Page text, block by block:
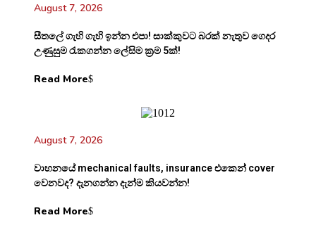
August 7, 2026
සීතලේ ගැහි ගැහි ඉන්න එපා! සාක්කුවට බරක් නැතුව ගෙදර
උණුසුම රැකගන්න ලේසිම ක්‍රම 5ක්!
Read More
August 7, 2026
වාහනයේ mechanical faults, insurance එකෙන් cover
වෙනවද? දැනගන්න දැන්ම කියවන්න!
Read More